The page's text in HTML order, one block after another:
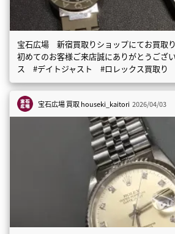
宝石広場 新宿買取りショップにてお買取
初めてのお客様ご来店誠にありがとうござ
ス #デイトジャスト #ロレックス買取り
宝石広場 買取houseki_kaitori 2026/04/03